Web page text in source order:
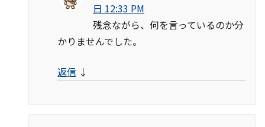
日 12:33 PM
残念ながら、何を言っているのか分
かりませんでした。
返信 ↓